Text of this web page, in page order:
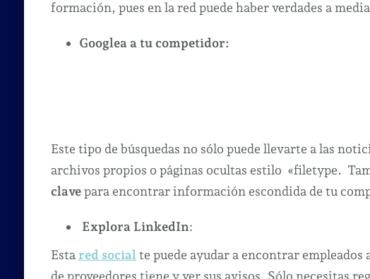
formación, pues en la red puede haber verdades a
Googlea a tu competidor:
Este tipo de búsquedas no sólo puede llevarte a las
archivos propios o páginas ocultas estilo «filetype.
clavepara encontrar información escondida de tu
Explora LinkedIn:
Esta red social te puede ayudar a encontrar
de proveedores tiene y ver sus avisos. Sólo necesitas